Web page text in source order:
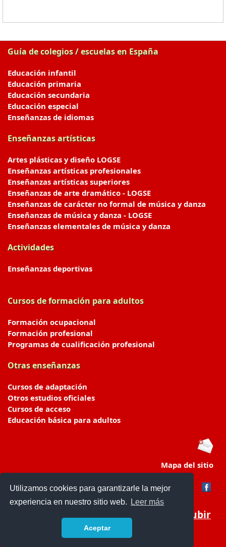
Utilizamos cookies para garantizarle la mejor
experiencia en nuestro sitio web.
Leer más
Aceptar
Guía de colegios / escuelas en España
Educación infantil
Educación primaria
Educación secundaria
Educación especial
Enseñanzas de idiomas
Enseñanzas artísticas
Artes plásticas y diseño LOGSE
Enseñanzas artísticas profesionales
Enseñanzas artísticas superiores
Enseñanzas de arte dramático - LOGSE
Enseñanzas de carácter no formal de música y danza
Enseñanzas de música y danza - LOGSE
Enseñanzas elementales de música y danza
Actividades
Enseñanzas deportivas
Cursos de formación para adultos
Formación ocupacional
Formación profesional
Programas de cualificación profesional
Otras enseñanzas
Cursos de adaptación
Otros estudios oficiales
Cursos de acceso
Educación básica para adultos
Mapa del sitio
Subir